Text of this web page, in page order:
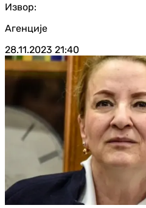
Извор:
Агенције
28.11.2023 21:40